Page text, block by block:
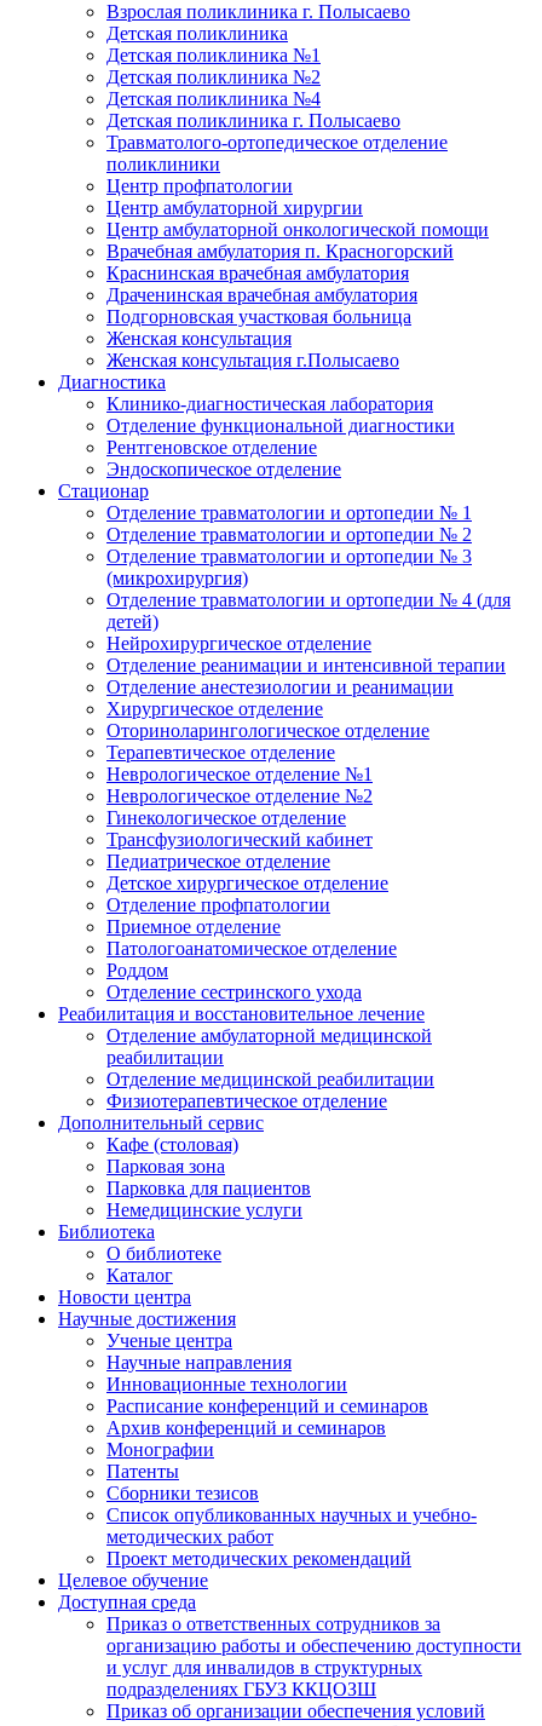
Взрослая поликлиника г. Полысаево
Детская поликлиника
Детская поликлиника №1
Детская поликлиника №2
Детская поликлиника №4
Детская поликлиника г. Полысаево
Травматолого-ортопедическое отделение
поликлиники
Центр профпатологии
Центр амбулаторной хирургии
Центр амбулаторной онкологической помощи
Врачебная амбулатория п. Красногорский
Краснинская врачебная амбулатория
Драченинская врачебная амбулатория
Подгорновская участковая больница
Женская консультация
Женская консультация г.Полысаево
Диагностика
Клинико-диагностическая лаборатория
Отделение функциональной диагностики
Рентгеновское отделение
Эндоскопическое отделение
Стационар
Отделение травматологии и ортопедии № 1
Отделение травматологии и ортопедии № 2
Отделение травматологии и ортопедии № 3
(микрохирургия)
Отделение травматологии и ортопедии № 4 (для
детей)
Нейрохирургическое отделение
Отделение реанимации и интенсивной терапии
Отделение анестезиологии и реанимации
Хирургическое отделение
Оториноларингологическое отделение
Терапевтическое отделение
Неврологическое отделение №1
Неврологическое отделение №2
Гинекологическое отделение
Трансфузиологический кабинет
Педиатрическое отделение
Детское хирургическое отделение
Отделение профпатологии
Приемное отделение
Патологоанатомическое отделение
Роддом
Отделение сестринского ухода
Реабилитация и восстановительное лечение
Отделение амбулаторной медицинской
реабилитации
Отделение медицинской реабилитации
Физиотерапевтическое отделение
Дополнительный сервис
Кафе (столовая)
Парковая зона
Парковка для пациентов
Немедицинские услуги
Библиотека
О библиотеке
Каталог
Новости центра
Научные достижения
Ученые центра
Научные направления
Инновационные технологии
Расписание конференций и семинаров
Архив конференций и семинаров
Монографии
Патенты
Сборники тезисов
Список опубликованных научных и учебно-
методических работ
Проект методических рекомендаций
Целевое обучение
Доступная среда
Приказ о ответственных сотрудников за
организацию работы и обеспечению доступности
и услуг для инвалидов в структурных
подразделениях ГБУЗ ККЦОЗШ
Приказ об организации обеспечения условий